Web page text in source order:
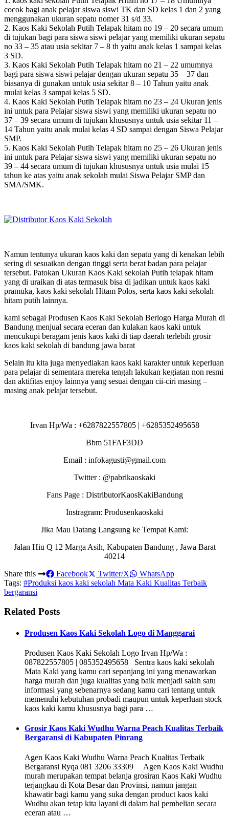
cocok bagi anak pelajar siswa siswi TK dan SD kelas 1 dan 2 yang
menggunakan ukuran sepatu nomer 31 s/d 33.
2. Kaos Kaki Sekolah Putih Telapak hitam no 19 – 20 secara umum
di tujukan bagi para siswa siswi pelajar yang memiliki ukuran sepatu
no 33 – 35 atau usia sekitar 7 – 8 th yaitu anak kelas 1 sampai kelas
3 SD.
3. Kaos Kaki Sekolah Putih Telapak hitam no 21 – 22 umumnya
bagi para siswa siswi pelajar dengan ukuran sepatu 35 – 37 dan
biasanya di gunakan untuk usia sekitar 8 – 10 Tahun yaitu anak
mulai kelas 3 sampai kelas 5 SD.
4. Kaos Kaki Sekolah Putih Telapak hitam no 23 – 24 Ukuran jenis
ini untuk para Pelajar siswa siswi yang memiliki ukuran sepatu no
37 – 39 secara umum di tujukan khususnya untuk usia sekitar 11 –
14 Tahun yaitu anak mulai kelas 4 SD sampai dengan Siswa Pelajar
SMP.
5. Kaos Kaki Sekolah Putih Telapak hitam no 25 – 26 Ukuran jenis
ini untuk para Pelajar siswa siswi yang memiliki ukuran sepatu no
39 – 44 secara umum di tujukan khususnya untuk usia mulai 15
tahun ke atas yaitu anak sekolah mulai Siswa Pelajar SMP dan
SMA/SMK.
Namun tentunya ukuran kaos kaki dan sepatu yang di kenakan lebih
sering di sesuaikan dengan tinggi serta berat badan para pelajar
tersebut. Patokan Ukuran Kaos Kaki sekolah Putih telapak hitam
yang di uraikan di atas termasuk bisa di jadikan untuk kaos kaki
pramuka, kaos kaki sekolah Hitam Polos, serta kaos kaki sekolah
hitam putih lainnya.
kami sebagai Produsen Kaos Kaki Sekolah Berlogo Harga Murah di
Bandung menjual secara eceran dan kulakan kaos kaki untuk
mencukupi beragam jenis kaos kaki di tiap daerah terlebih grosir
kaos kaki sekolah di bandung jawa barat
Selain itu kita juga menyediakan kaos kaki karakter untuk keperluan
para pelajar di sementara mereka tengah lakukan kegiatan non resmi
dan aktifitas enjoy lainnya yang sesuai dengan cii-ciri masing –
masing anak pelajar tersebut.
Irvan Hp/Wa : +6287822557805 | +6285352495658
Bbm 51FAF3DD
Email : infokagusti@gmail.com
Twitter : @pabrikaoskaki
Fans Page : DistributorKaosKakiBandung
Instragram: Produsenkaoskaki
Jika Mau Datang Langsung ke Tempat Kami:
Jalan Hiu Q 12 Marga Asih, Kabupaten Bandung , Jawa Barat
40214
Share this
Facebook Twitter/X
WhatsApp
Tags: #Produksi kaos kaki sekolah Mata Kaki Kualitas Terbaik
bergaransi
Related Posts
Produsen Kaos Kaki Sekolah Logo di Manggarai
Produsen Kaos Kaki Sekolah Logo Irvan Hp/Wa :
087822557805 | 085352495658 Sentra kaos kaki sekolah
Mata Kaki yang kamu cari sepanjang ini yang menawarkan
harga murah dan juga kualitas yang baik menjadi salah satu
informasi yang sebenarnya sedang kamu cari tentang untuk
memenuhi kebutuhan probadi maupun untuk keperluan stock
kaos kaki kamu khususnya bagi para …
Grosir Kaos Kaki Wudhu Warna Peach Kualitas Terbaik
Bergaransi di Kabupaten Pinrang
Agen Kaos Kaki Wudhu Warna Peach Kualitas Terbaik
Bergaransi Ryqa 081 3206 33309 Agen Kaos Kaki Wudhu
murah merupakan tempat belanja grosiran Kaos Kaki Wudhu
terjangkau di Kota Besar dan Provinsi, namun jangan
khawatir bagi kamu yang suka dengan product kaos kaki
Wudhu akan tetap kita layani di dalam hal pembelian secara
eceran atau …